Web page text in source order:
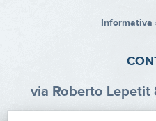
Informativa
via Roberto Lepetit